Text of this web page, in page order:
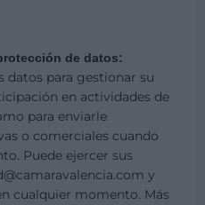
de datos:
datos para gestionar su
en actividades de
para enviarle
o comerciales cuando
Puede ejercer sus
y
cualquier momento. Más